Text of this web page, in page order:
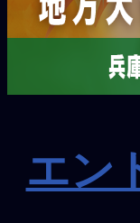
エン